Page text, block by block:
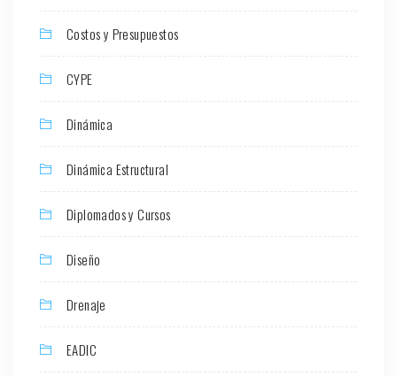
Costos y Presupuestos
CYPE
Dinámica
Dinámica Estructural
Diplomados y Cursos
Diseño
Drenaje
EADIC